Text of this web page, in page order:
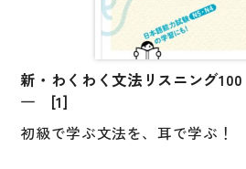
でもあります。
第3部では、4コマ漫画・クロス
に挑戦します。
＜別冊：英語・中国語・ベトナ
新・わくわく文法リスニング
― [1]
初級で学ぶ文法を、耳で学ぶ！